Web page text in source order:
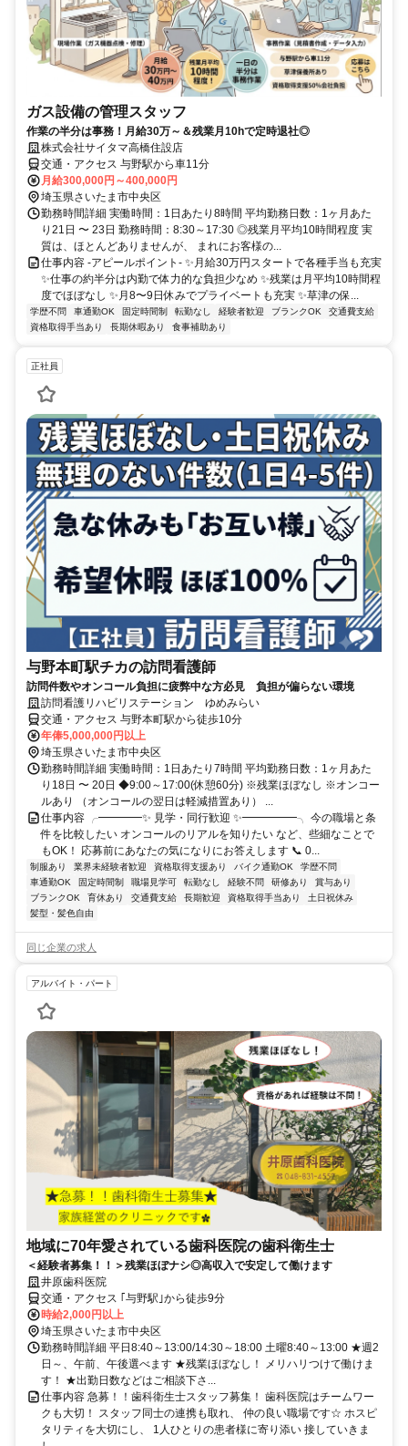
ガス設備の管理スタッフ
作業の半分は事務！月給30万～＆残業月10hで定時退社◎
株式会社サイタマ高橋住設店
交通・アクセス 与野駅から車11分
月給300,000円～400,000円
埼玉県さいたま市中央区
勤務時間詳細 実働時間：1日あたり8時間 平均勤務日数：1ヶ月あた
り21日 〜 23日 勤務時間：8:30～17:30 ◎残業月平均10時間程度 実
質は、ほとんどありませんが、 まれにお客様の...
仕事内容 -アピールポイント- ✨月給30万円スタートで各種手当も充実
✨仕事の約半分は内勤で体力的な負担少なめ ✨残業は月平均10時間程
度でほぼなし ✨月8〜9日休みでプライベートも充実 ✨草津の保...
学歴不問 車通勤OK 固定時間制 転勤なし 経験者歓迎 ブランクOK
交通費支給
資格取得手当あり
長期休暇あり 食事補助あり
正社員
与野本町駅チカの訪問看護師
訪問件数やオンコール負担に疲弊中な方必見 負担が偏らない環境
訪問看護リハビリステーション ゆめみらい
交通・アクセス 与野本町駅から徒歩10分
年俸5,000,000円以上
埼玉県さいたま市中央区
勤務時間詳細 実働時間：1日あたり7時間 平均勤務日数：1ヶ月あた
り18日 〜 20日 ◆9:00～17:00(休憩60分) ※残業ほぼなし ※オンコー
ルあり （オンコールの翌日は軽減措置あり） ...
仕事内容 ╭━━━━✨ 見学・同行歓迎 ✨━━━━━╮ 今の職場と条
件を比較したい オンコールのリアルを知りたい など、些細なことで
もOK！ 応募前にあなたの気になりにお答えします 📞 0...
制服あり 業界未経験者歓迎 資格取得支援あり バイク通勤OK
学歴不問
車通勤OK
固定時間制 職場見学可 転勤なし 経験不問 研修あり
賞与あり
ブランクOK
育休あり 交通費支給 長期歓迎 資格取得手当あり
土日祝休み
髪型・髪色自由
同じ企業の求人
アルバイト・パート
地域に70年愛されている歯科医院の歯科衛生士
＜経験者募集！！＞残業ほぼナシ◎高収入で安定して働けます
井原歯科医院
交通・アクセス ｢与野駅｣から徒歩9分
時給2,000円以上
埼玉県さいたま市中央区
勤務時間詳細 平日8:40～13:00/14:30～18:00 土曜8:40～13:00 ★週2
日～、午前、午後選べます ★残業ほぼなし！ メリハリつけて働けま
す！ ★出勤日数などはご相談下さ...
仕事内容 急募！！歯科衛生士スタッフ募集！ 歯科医院はチームワー
クも大切！ スタッフ同士の連携も取れ、 仲の良い職場です☆ ホスピ
タリティを大切にし、 1人ひとりの患者様に寄り添い 接していきま